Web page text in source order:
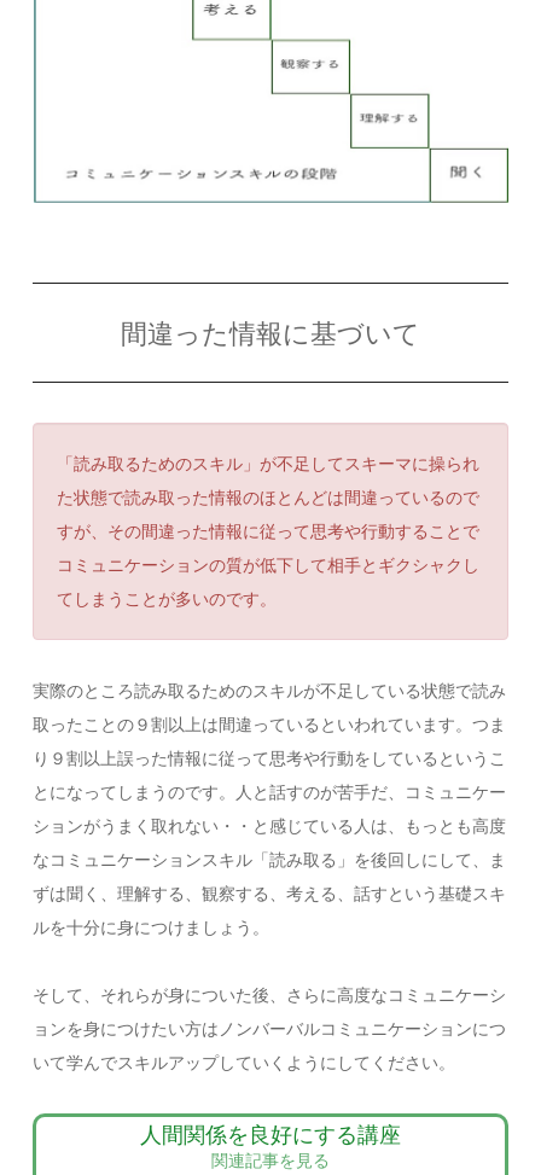
間違った情報に基づいて
「読み取るためのスキル」が不足してスキーマに操られ
た状態で読み取った情報のほとんどは間違っているので
すが、その間違った情報に従って思考や行動することで
コミュニケーションの質が低下して相手とギクシャクし
てしまうことが多いのです。
実際のところ読み取るためのスキルが不足している状態で読み
取ったことの９割以上は間違っているといわれています。つま
り９割以上誤った情報に従って思考や行動をしているというこ
とになってしまうのです。人と話すのが苦手だ、コミュニケー
ションがうまく取れない・・と感じている人は、もっとも高度
なコミュニケーションスキル「読み取る」を後回しにして、ま
ずは聞く、理解する、観察する、考える、話すという基礎スキ
ルを十分に身につけましょう。
そして、それらが身についた後、さらに高度なコミュニケーシ
ョンを身につけたい方はノンバーバルコミュニケーションにつ
いて学んでスキルアップしていくようにしてください。
人間関係を良好にする講座
関連記事を見る